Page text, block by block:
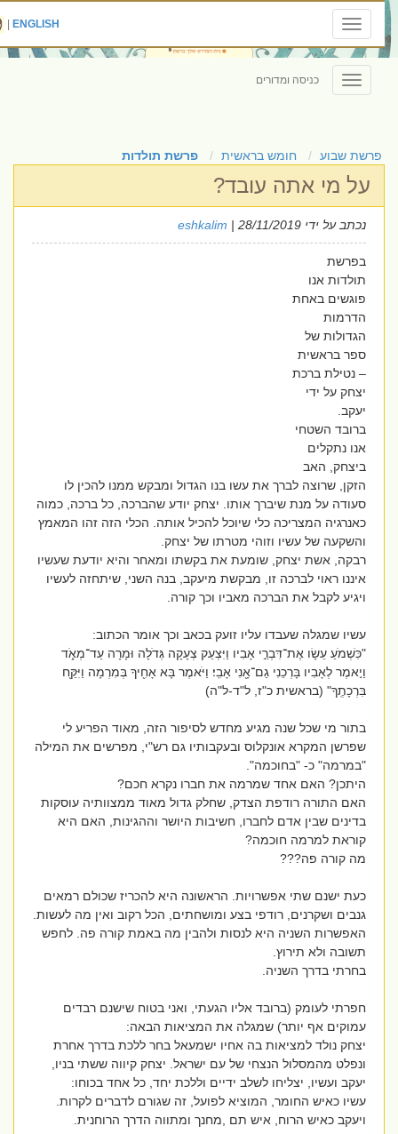
Toggle
navigation
ENGLISH
|
Toggle
navigation
כניסה ומדורים
פרשת שבוע חומש בראשית פרשת תולדות
על מי אתה עובד?
נכתב על ידי eshkalim| 28/11/2019
בפרשת
תולדות אנו
פוגשים באחת
הדרמות
הגדולות של
ספר בראשית
– נטילת ברכת
יצחק על ידי
יעקב.
ברובד השטחי
אנו נתקלים
ביצחק, האב
הזקן, שרוצה לברך את עשו בנו הגדול ומבקש ממנו להכין לו
סעודה על מנת שיברך אותו. יצחק יודע שהברכה, כל ברכה, כמוה
כאנרגיה המצריכה כלי שיוכל להכיל אותה. הכלי הזה זהו המאמץ
והשקעה של עשיו וזוהי מטרתו של יצחק.
רבקה, אשת יצחק, שומעת את בקשתו ומאחר והיא יודעת שעשיו
איננו ראוי לברכה זו, מבקשת מיעקב, בנה השני, שיתחזה לעשיו
ויגיע לקבל את הברכה מאביו וכך קורה.
עשיו שמגלה שעבדו עליו זועק בכאב וכך אומר הכתוב:
"כִּשְׁמֹעַ עֵשָׂו אֶת־דִּבְרֵ֣י אָבִיו וַיִּצְעַק צְעָקָה גְּדֹלָה וּמָרָה עַד־מְאֹ֑ד
וַי֣אמֶר לְאָבִיו בָּרְכֵנִי גַם־אָ֖נִי אָבִֽי׃ וַיֹּאמֶר בָּא אָחִ֖יךָ בְּמִרְמָה וַיִּקַּ֖ח
בִּרְכָתֶֽךָ" (בראשית כ"ז, ל"ד-ל"ה)
בתור מי שכל שנה מגיע מחדש לסיפור הזה, מאוד הפריע לי
שפרשן המקרא אונקלוס ובעקבותיו גם רש"י, מפרשים את המילה
"במרמה" כ- "בחוכמה".
היתכן? האם אחד שמרמה את חברו נקרא חכם?
האם התורה רודפת הצדק, שחלק גדול מאוד ממצוותיה עוסקות
בדינים שבין אדם לחברו, חשיבות היושר וההגינות, האם היא
קוראת למרמה חוכמה?
מה קורה פה???
כעת ישנם שתי אפשרויות. הראשונה היא להכריז שכולם רמאים
גנבים ושקרנים, רודפי בצע ומושחתים, הכל רקוב ואין מה לעשות.
האפשרות השניה היא לנסות ולהבין מה באמת קורה פה. לחפש
תשובה ולא תירוץ.
בחרתי בדרך השניה.
חפרתי לעומק (ברובד אליו הגעתי, ואני בטוח שישנם רבדים
עמוקים אף יותר) שמגלה את המציאות הבאה:
יצחק נולד למציאות בה אחיו ישמעאל בחר ללכת בדרך אחרת
ונפלט מהמסלול הנצחי של עם ישראל. יצחק קיווה ששתי בניו,
יעקב ועשיו, יצליחו לשלב ידיים וללכת יחד, כל אחד בכוחו:
עשיו כאיש החומר, המוציא לפועל, זה שגורם לדברים לקרות.
ויעקב כאיש הרוח, איש תם ,מחנך ומתווה הדרך הרוחנית.